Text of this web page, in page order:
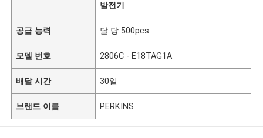
발전기
공급 능력 달 당 500pcs
모델 번호 2806C - E18TAG1A
배달 시간 30일
브랜드 이름 PERKINS